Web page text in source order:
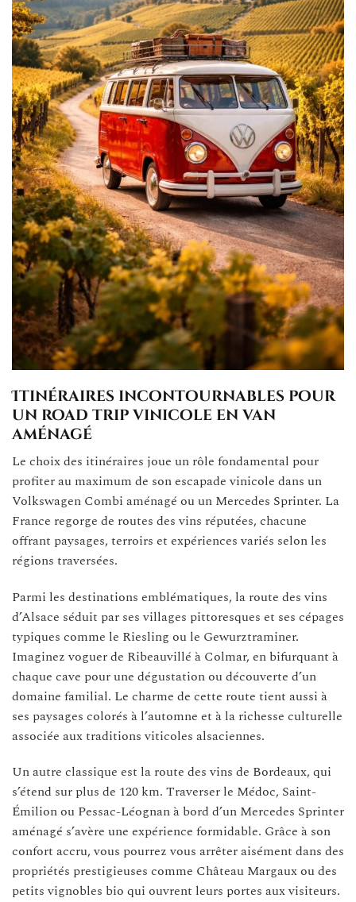
Itinéraires incontournables pour
un road trip vinicole en van
aménagé
Le choix des itinéraires joue un rôle fondamental pour
profiter au maximum de son escapade vinicole dans un
Volkswagen Combi aménagé ou un Mercedes Sprinter. La
France regorge de routes des vins réputées, chacune
offrant paysages, terroirs et expériences variés selon les
régions traversées.
Parmi les destinations emblématiques, la route des vins
d’Alsace séduit par ses villages pittoresques et ses cépages
typiques comme le Riesling ou le Gewurztraminer.
Imaginez voguer de Ribeauvillé à Colmar, en bifurquant à
chaque cave pour une dégustation ou découverte d’un
domaine familial. Le charme de cette route tient aussi à
ses paysages colorés à l’automne et à la richesse culturelle
associée aux traditions viticoles alsaciennes.
Un autre classique est la route des vins de Bordeaux, qui
s’étend sur plus de 120 km. Traverser le Médoc, Saint-
Émilion ou Pessac-Léognan à bord d’un Mercedes Sprinter
aménagé s’avère une expérience formidable. Grâce à son
confort accru, vous pourrez vous arrêter aisément dans des
propriétés prestigieuses comme Château Margaux ou des
petits vignobles bio qui ouvrent leurs portes aux visiteurs.